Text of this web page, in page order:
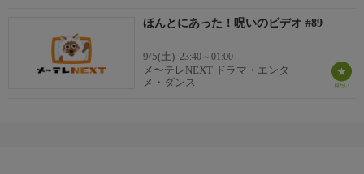
ほんとにあった！呪いのビデオ #89
9/5(土) 23:40～01:00
メ〜テレNEXT ドラマ・エンタ
メ・ダンス